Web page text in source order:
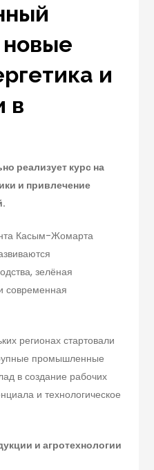
новые
и
в
реализует курс на
и привлечение
Касым-Жомарта
зелёная
современная
регионах стартовали
промышленные
в создание рабочих
и технологическое
и агротехнологии